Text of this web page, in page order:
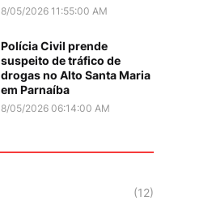
8/05/2026 11:55:00 AM
Polícia Civil prende
suspeito de tráfico de
drogas no Alto Santa Maria
em Parnaíba
8/05/2026 06:14:00 AM
(12)